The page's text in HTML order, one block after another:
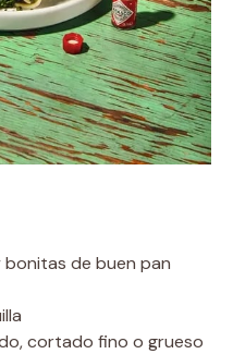
de buen pan
cortado fino o grueso